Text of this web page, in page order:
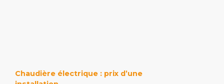
Chaudière électrique : prix d’une